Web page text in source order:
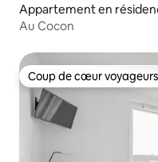
Appartement en
Au Cocon
Coup de cœur voyageurs
Coup de cœur voyageurs